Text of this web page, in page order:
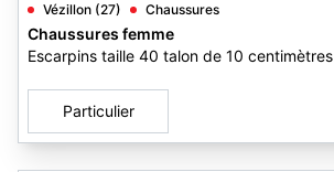
Vézillon (27) Chaussures
Chaussures femme
Escarpins taille 40 talon de 10 centimètres
Particulier